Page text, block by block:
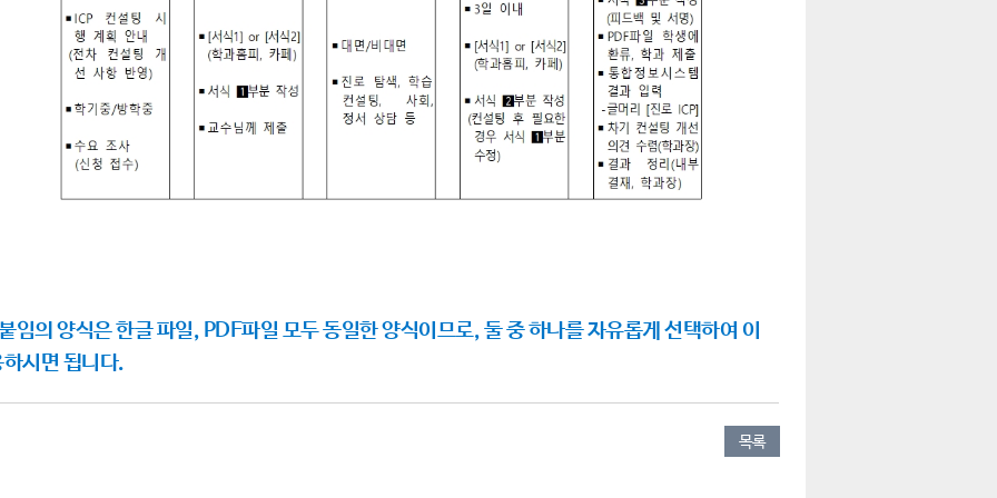
임의 양식은 한글 파일, PDF파일 모두 동일한 양식이므로, 둘 중 하나를 자유롭게 선택하여 이
시면 됩니다.
목록